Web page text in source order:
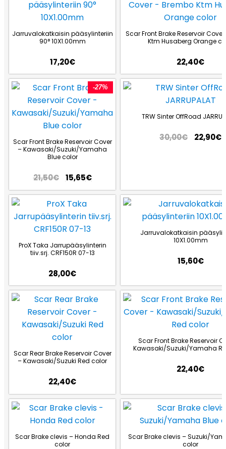
Jarruvalokatkaisin pääsylinteriin
90° 10X1.00mm
17,20€
Scar Front Brake Reservoir
Ktm Husaberg Orange
22,40€
-27%
Scar Front Brake Reservoir Cover
– Kawasaki/Suzuki/Yamaha
Blue color
21,50€ 15,65€
TRW Sinter OffRoad
30,00€ 22,90€
ProX Taka Jarrupääsylinterin
tiiv.srj. CRF150R 07-13
28,00€
Jarruvalokatkaisin
10X1.00mm
15,60€
Scar Rear Brake Reservoir Cover
– Kawasaki/Suzuki Red color
22,40€
Scar Front Brake Reservoir
Kawasaki/Suzuki/Yamaha
22,40€
Scar Brake clevis – Honda Red
color
Scar Brake clevis – Suzuki/
color